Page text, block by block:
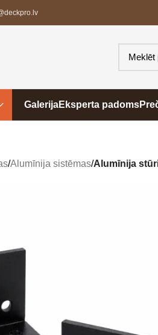
GalerijaEksperta padoms
/Alumīnija sistēmas/Alumīnija